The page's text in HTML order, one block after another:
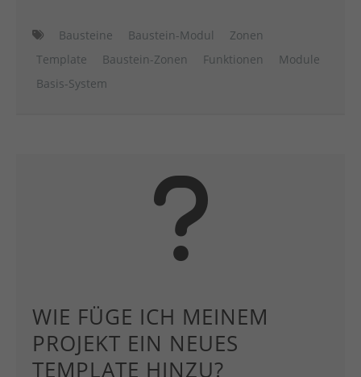
Bausteine Baustein-Modul
Zonen
Template
Baustein-Zonen Funktionen
Module
Basis-System
WIE FÜGE ICH MEINEM
PROJEKT EIN NEUES
TEMPLATE HINZU?